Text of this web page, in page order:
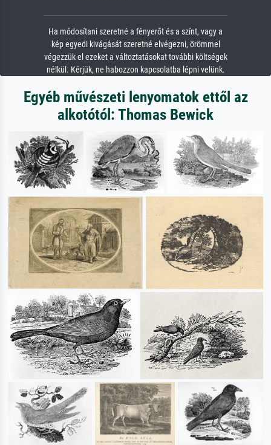
Ha módosítani szeretné a fényerőt és a színt, vagy a
kép egyedi kivágását szeretné elvégezni, örömmel
végezzük el ezeket a változtatásokat további költségek
nélkül. Kérjük, ne habozzon kapcsolatba lépni velünk.
Egyéb művészeti lenyomatok ettől az
alkotótól: Thomas Bewick